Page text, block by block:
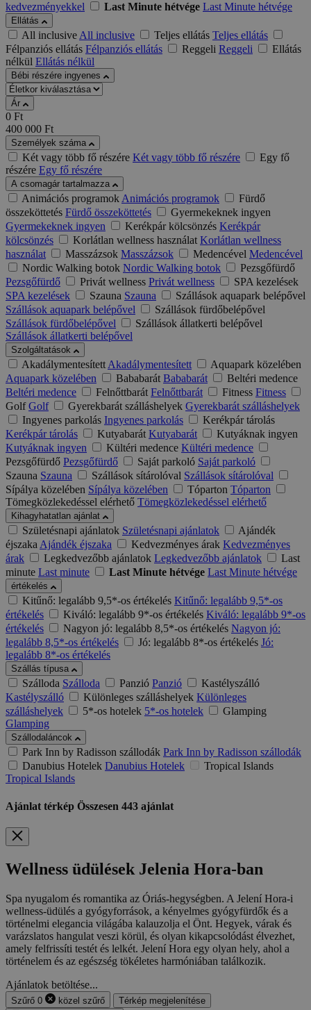
kedvezményekkel
Last Minute hétvége Last Minute hétvége
Ellátás
All inclusiveAll inclusive Teljes ellátás Teljes ellátás
Félpanziós ellátás Félpanziós ellátás Reggeli Reggeli
Ellátás
nélkül Ellátás nélkül
Bébi részére ingyenes
Ár
0 Ft
400 000 Ft
Személyek száma
Két vagy több fő részére Két vagy több fő részére
Egy fő
részére Egy fő részére
A csomagár tartalmazza
Animációs programokAnimációs programok
Fürdő
összeköttetés Fürdő összeköttetés
Gyermekeknek ingyen
Gyermekeknek ingyen
Kerékpár kölcsönzés Kerékpár
kölcsönzés
Korlátlan wellness használat Korlátlan wellness
használat
Masszázsok Masszázsok Medencével Medencével
Nordic Walking botok Nordic Walking botok
Pezsgőfürdő
Pezsgőfürdő
Privát wellness Privát wellness
SPA kezelések
SPA kezelések
Szauna Szauna
Szállások aquapark belépővel
Szállások aquapark belépővel
Szállások fürdőbelépővel
Szállások fürdőbelépővel
Szállások állatkerti belépővel
Szállások állatkerti belépővel
Szolgáltatások
AkadálymentesítettAkadálymentesített
Aquapark közelében
Aquapark közelében
Bababarát Bababarát
Beltéri medence
Beltéri medence
Felnőttbarát Felnőttbarát Fitness Fitness
Golf Golf Gyerekbarát szálláshelyek Gyerekbarát szálláshelyek
Ingyenes parkolás Ingyenes parkolás
Kerékpár tárolás
Kerékpár tárolás
Kutyabarát Kutyabarát
Kutyáknak ingyen
Kutyáknak ingyen
Kültéri medence Kültéri medence
Pezsgőfürdő Pezsgőfürdő Saját parkoló Saját parkoló
Szauna Szauna Szállások sítárolóval Szállások sítárolóval
Sípálya közelében Sípálya közelében Tóparton Tóparton
Tömegközlekedéssel elérhető Tömegközlekedéssel elérhető
Kihagyhatatlan ajánlat
Születésnapi ajánlatok Születésnapi ajánlatok
Ajándék
éjszakaAjándék éjszaka Kedvezményes árak Kedvezményes
árak
Legkedvezőbb ajánlatok Legkedvezőbb ajánlatok
Last
minute Last minute Last Minute hétvége Last Minute hétvége
értékelés
Kitűnő: legalább 9,5*-os értékelés Kitűnő: legalább 9,5*-os
értékelés
Kiváló: legalább 9*-os értékelés Kiváló: legalább 9*-os
értékelés
Nagyon jó: legalább 8,5*-os értékelés Nagyon jó:
legalább 8,5*-os értékelés
Jó: legalább 8*-os értékelés Jó:
legalább 8*-os értékelés
Szállás típusa
Szálloda Szálloda Panzió Panzió
Kastélyszálló
Kastélyszálló
Különleges szálláshelyek Különleges
szálláshelyek
5*-os hotelek 5*-os hotelek
Glamping
Glamping
Szállodaláncok
Park Inn by Radisson szállodák Park Inn by Radisson szállodák
Danubius Hotelek Danubius Hotelek
Tropical Islands
Tropical Islands
Ajánlat térkép Összesen 443 ajánlat
Wellness üdülések Jelenia Hora-ban
Spa nyugalom és romantika az Óriás-hegységben. A Jelení Hora-i
wellness-üdülés a gyógyforrások, a kényelmes gyógyfürdők és a
történelmi elegancia világába kalauzolja el Önt. Hegyek, várak és
varázslatos hangulat veszi körül, és olyan kikapcsolódást élvezhet,
amely felfrissíti testét és lelkét. Jelení Hora egy olyan hely, ahol a
történelem és az egészség tökéletes harmóniában találkozik.
Ajánlatok betöltése...
Szűrő 0 közel szűrő
Térkép megjelenítése